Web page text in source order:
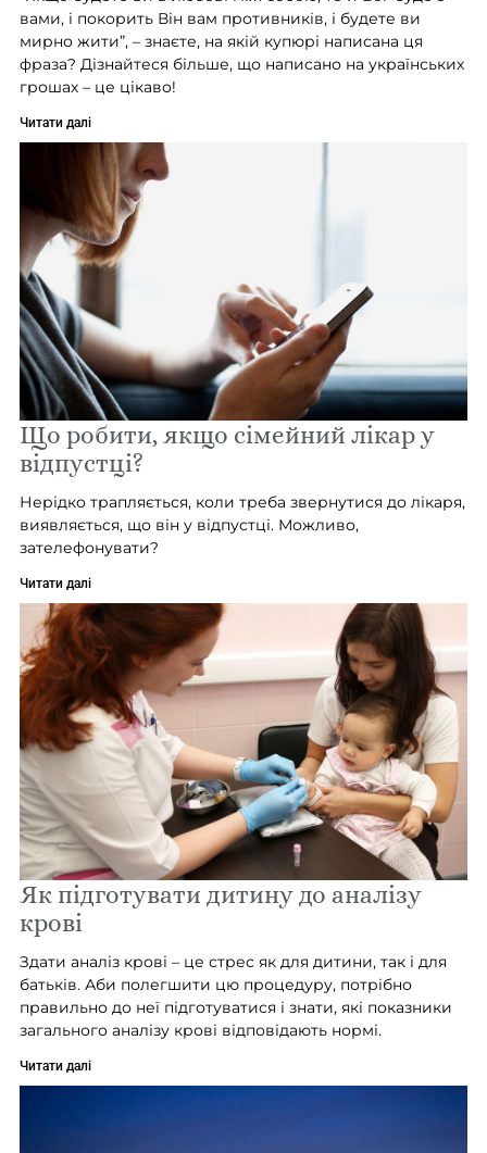
вами, і покорить Він вам противників, і будете ви
мирно жити”, – знаєте, на якій купюрі написана ця
фраза? Дізнайтеся більше, що написано на українських
грошах – це цікаво!
Читати далі
Що робити, якщо сімейний лікар у
відпустці?
Нерідко трапляється, коли треба звернутися до лікаря,
виявляється, що він у відпустці. Можливо,
зателефонувати?
Читати далі
Як підготувати дитину до аналізу
крові
Здати аналіз крові – це стрес як для дитини, так і для
батьків. Аби полегшити цю процедуру, потрібно
правильно до неї підготуватися і знати, які показники
загального аналізу крові відповідають нормі.
Читати далі